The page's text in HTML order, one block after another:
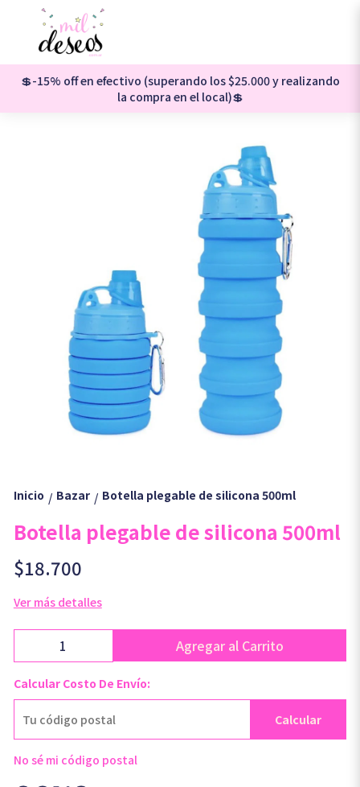
💲-15% off en efectivo (superando los $25.000 y realizando
la compra en el local)💲
Inicio / Bazar / Botella plegable de silicona 500ml
Botella plegable de silicona 500ml
$18.700
Ver más detalles
Agregar al Carrito
Calcular Costo De Envío:
Calcular
No sé mi código postal